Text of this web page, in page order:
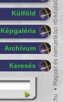
Külföld
Képgaléria
Archívum
Keresés